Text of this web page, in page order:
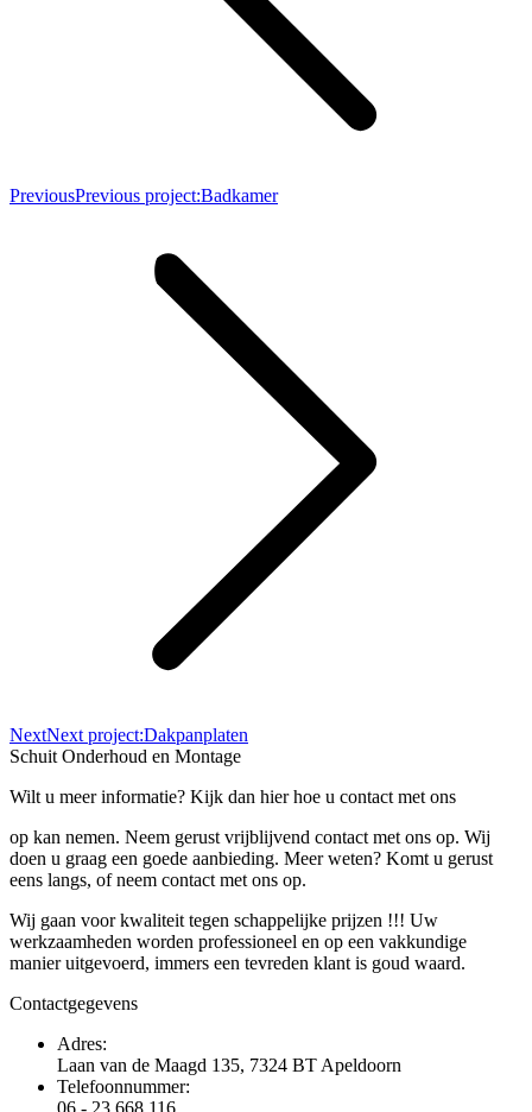
PreviousPrevious project:Badkamer
NextNext project:Dakpanplaten
Schuit Onderhoud en Montage
Wilt u meer informatie? Kijk dan hier hoe u contact met ons
op kan nemen. Neem gerust vrijblijvend contact met ons op. Wij
doen u graag een goede aanbieding. Meer weten? Komt u gerust
eens langs, of neem contact met ons op.
Wij gaan voor kwaliteit tegen schappelijke prijzen !!! Uw
werkzaamheden worden professioneel en op een vakkundige
manier uitgevoerd, immers een tevreden klant is goud waard.
Contactgegevens
Adres:
Laan van de Maagd 135, 7324 BT Apeldoorn
Telefoonnummer:
06 - 23 668 116